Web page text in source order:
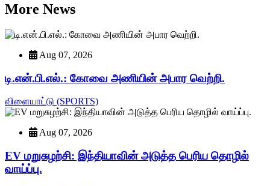
More News
Aug 07, 2026
டி.என்.பி.எல்.: கோவை அணியின் அபார வெற்றி.
விளையாட்டு (SPORTS)
Aug 07, 2026
EV மறுசுழற்சி: இந்தியாவின் அடுத்த பெரிய தொழில்
வாய்ப்பு.